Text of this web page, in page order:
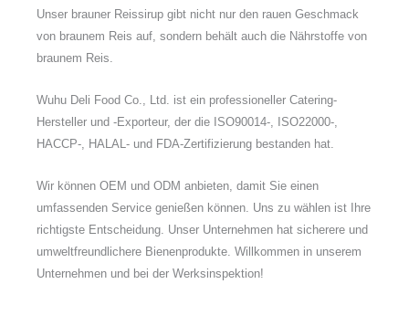
Unser brauner Reissirup gibt nicht nur den rauen Geschmack
von braunem Reis auf, sondern behält auch die Nährstoffe von
braunem Reis.
Wuhu Deli Food Co., Ltd. ist ein professioneller Catering-
Hersteller und -Exporteur, der die ISO90014-, ISO22000-,
HACCP-, HALAL- und FDA-Zertifizierung bestanden hat.
Wir können OEM und ODM anbieten, damit Sie einen
umfassenden Service genießen können. Uns zu wählen ist Ihre
richtigste Entscheidung. Unser Unternehmen hat sicherere und
umweltfreundlichere Bienenprodukte. Willkommen in unserem
Unternehmen und bei der Werksinspektion!